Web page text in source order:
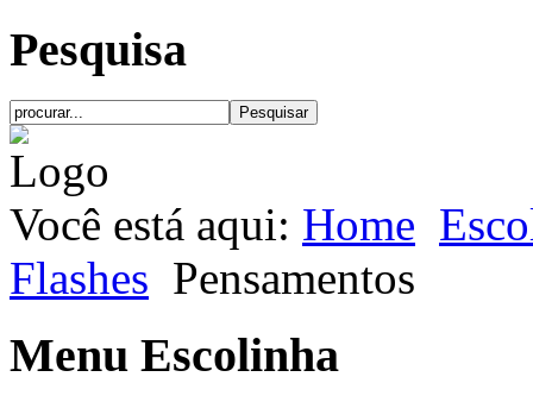
Pesquisa
Você está aqui: Home
Flashes Pensamentos
Menu Escolinha